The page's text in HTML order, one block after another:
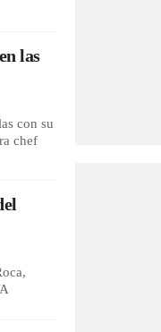
las
con su
chef